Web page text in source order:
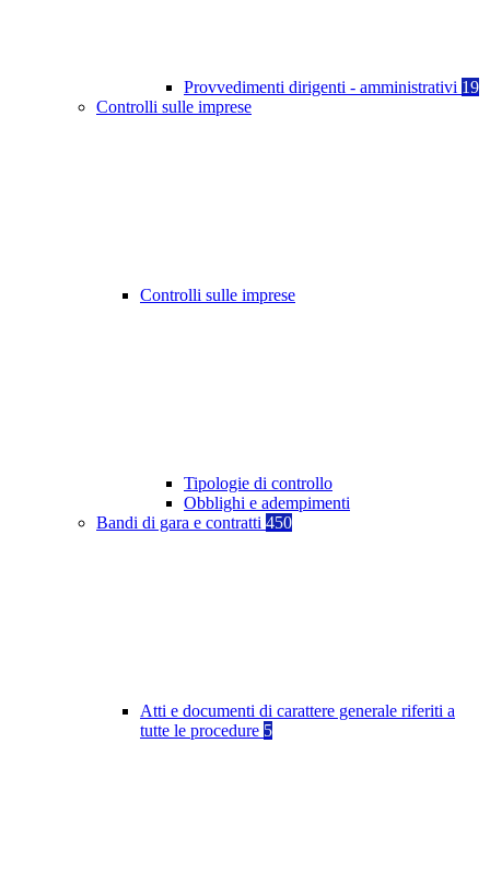
Provvedimenti dirigenti - amministrativi 19
Controlli sulle imprese
Controlli sulle imprese
Tipologie di controllo
Obblighi e adempimenti
Bandi di gara e contratti 450
Atti e documenti di carattere generale riferiti a
tutte le procedure 5